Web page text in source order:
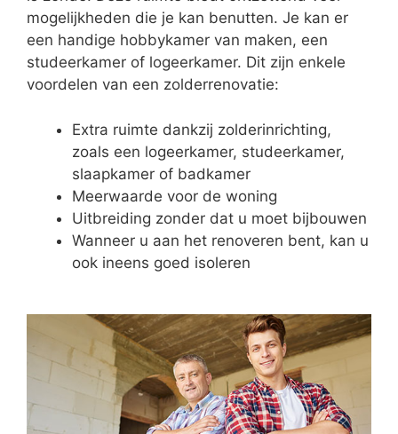
mogelijkheden die je kan benutten. Je kan er
een handige hobbykamer van maken, een
studeerkamer of logeerkamer. Dit zijn enkele
voordelen van een zolderrenovatie:
Extra ruimte dankzij zolderinrichting,
zoals een logeerkamer, studeerkamer,
slaapkamer of badkamer
Meerwaarde voor de woning
Uitbreiding zonder dat u moet bijbouwen
Wanneer u aan het renoveren bent, kan u
ook ineens goed isoleren